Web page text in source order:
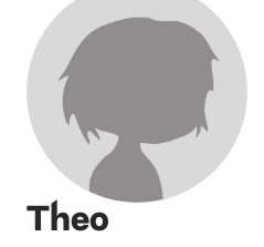
Theo